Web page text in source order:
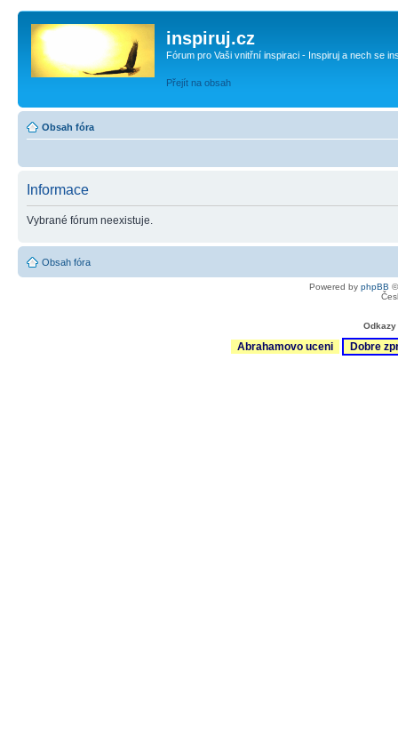
inspiruj.cz
Fórum pro Vaši vnitřní inspiraci - Inspiruj a nech se
Přejít na obsah
Obsah fóra
Informace
Vybrané fórum neexistuje.
Obsah fóra
Powered by phpBB
Abrahamovo uceni Dobre